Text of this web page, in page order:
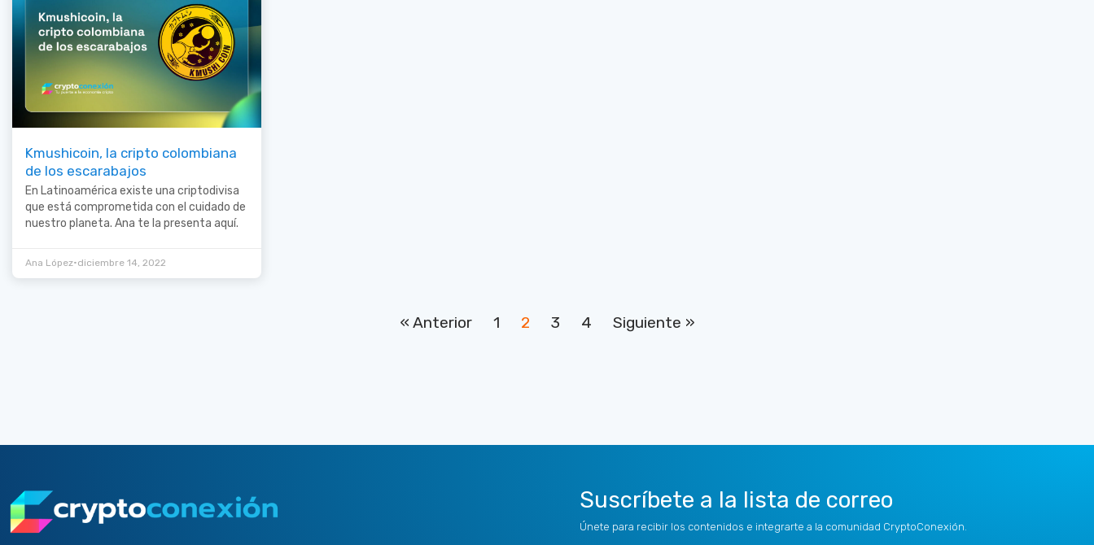
Kmushicoin, la cripto colombiana
de los escarabajos
En Latinoamérica existe una criptodivisa
que está comprometida con el cuidado de
nuestro planeta. Ana te la presenta aquí.
Ana López•diciembre 14, 2022
« Anterior 1 2 3 4 Siguiente »
Suscríbete a la lista de correo
Únete para recibir los contenidos e integrarte a la comunidad CryptoConexión.